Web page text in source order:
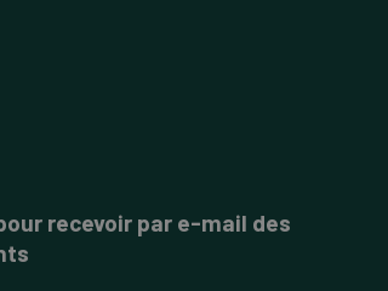
recevoir par e-mail des